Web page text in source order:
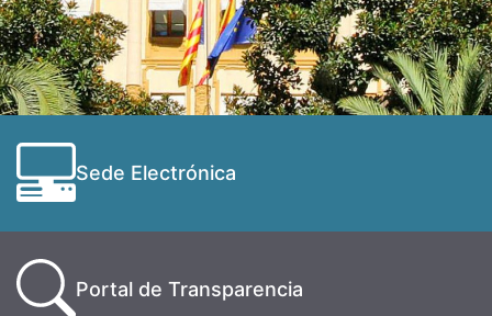
Sede Electrónica
Portal de Transparencia